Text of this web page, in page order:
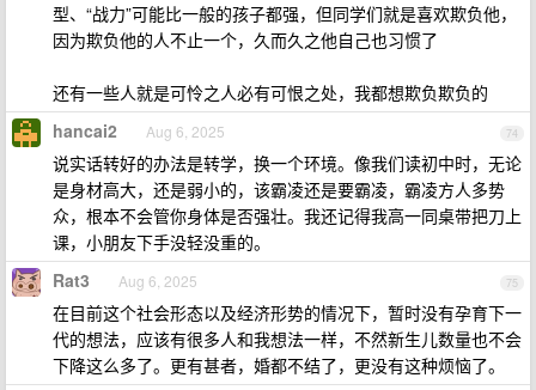
型、“战力”可能比一般的孩子都强，但同学们就是喜欢欺负他，
因为欺负他的人不止一个，久而久之他自己也习惯了
还有一些人就是可怜之人必有可恨之处，我都想欺负欺负的
74
hancai2 Aug 6, 2025
说实话转好的办法是转学，换一个环境。像我们读初中时，无论
是身材高大，还是弱小的，该霸凌还是要霸凌，霸凌方人多势
众，根本不会管你身体是否强壮。我还记得我高一同桌带把刀上
课，小朋友下手没轻没重的。
75
Rat3 Aug 6, 2025
在目前这个社会形态以及经济形势的情况下，暂时没有孕育下一
代的想法，应该有很多人和我想法一样，不然新生儿数量也不会
下降这么多了。更有甚者，婚都不结了，更没有这种烦恼了。